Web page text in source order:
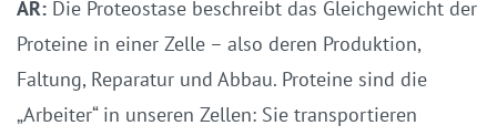
AR: Die Proteostase beschreibt das Gleichgewicht der
Proteine in einer Zelle – also deren Produktion,
Faltung, Reparatur und Abbau. Proteine sind die
„Arbeiter“ in unseren Zellen: Sie transportieren